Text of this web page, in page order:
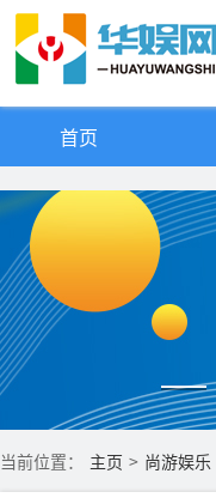
首页
当前位置： 主页 > 尚游娱乐